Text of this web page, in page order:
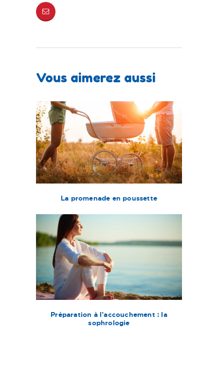
Vous aimerez aussi
La promenade en poussette
Préparation à l’accouchement : la
sophrologie